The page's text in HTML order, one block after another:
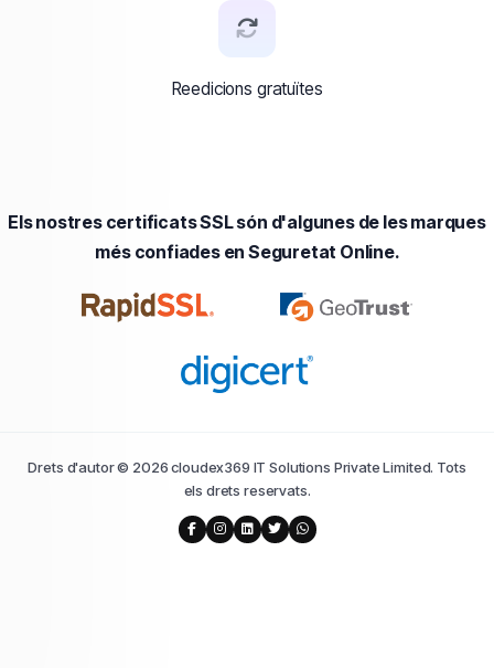
Reedicions gratuïtes
Els nostres certificats SSL són d'algunes de les marques
més confiades en Seguretat Online.
Drets d'autor © 2026 cloudex369 IT Solutions Private Limited. Tots
els drets reservats.